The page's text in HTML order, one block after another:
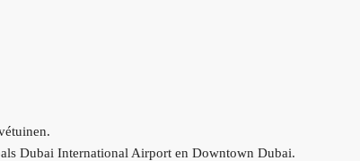
Dubai International Airport en Downtown Dubai.